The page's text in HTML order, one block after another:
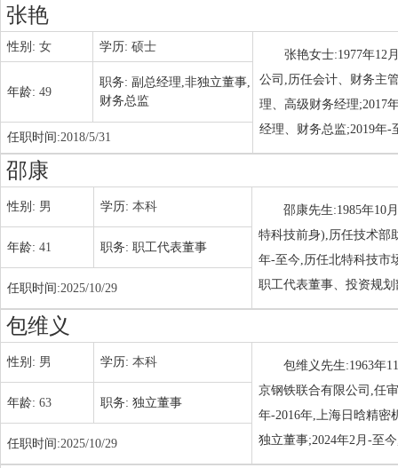
张艳
性别: 女 学历: 硕士
张艳女士:1977年12
公司,历任会计、财务主
理、高级财务经理;2017
经理、财务总监;2019年-
年龄: 49
职务: 副总经理,非独立董事,
财务总监
任职时间:2018/5/31
邵康
性别: 男 学历: 本科
邵康先生:1985年10
特科技前身),历任技术部
年-至今,历任北特科技市
职工代表董事、投资规
年龄: 41 职务: 职工代表董事
任职时间:2025/10/29
包维义
性别: 男 学历: 本科
包维义先生:1963年
京钢铁联合有限公司,任
年-2016年,上海日晗精密
独立董事;2024年2月-至
年龄: 63 职务: 独立董事
任职时间:2025/10/29